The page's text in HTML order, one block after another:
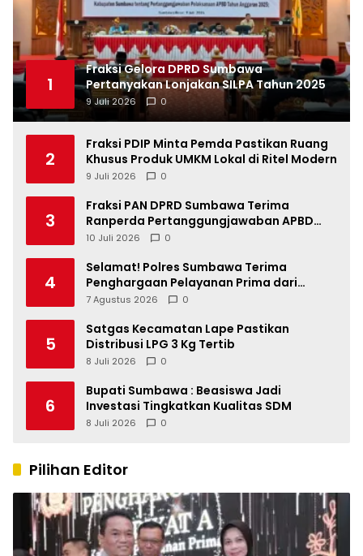
1
Fraksi Gelora DPRD Sumbawa
Pertanyakan Lonjakan SILPA Tahun 2025
9 Juli 2026 0
2
Fraksi PDIP Minta Pemda Pastikan Ruang
Khusus Produk UMKM Lokal di Ritel Modern
9 Juli 2026 0
3
Fraksi PAN DPRD Sumbawa Terima
Ranperda Pertanggungjawaban APBD
2025, Soroti SILPA Rp201,68 Miliar dan
10 Juli 2026 0
4
Selamat! Polres Sumbawa Terima
Penghargaan Pelayanan Prima dari
Kapolri
7 Agustus 2026 0
5
Satgas Kecamatan Lape Pastikan
Distribusi LPG 3 Kg Tertib
8 Juli 2026 0
6
Bupati Sumbawa : Beasiswa Jadi
Investasi Tingkatkan Kualitas SDM
8 Juli 2026 0
Pilihan Editor